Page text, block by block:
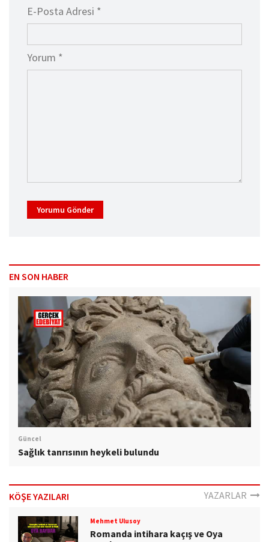
E-Posta Adresi *
Yorum *
Yorumu Gönder
EN SON HABER
Güncel
Sağlık tanrısının heykeli bulundu
KÖŞE YAZILARI YAZARLAR
Mehmet Ulusoy
Romanda intihara kaçış ve Oya